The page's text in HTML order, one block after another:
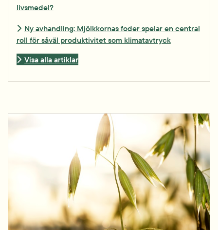
livsmedel?
Ny avhandling: Mjölkkornas foder spelar en central
roll för såväl produktivitet som klimatavtryck
Visa alla artiklar